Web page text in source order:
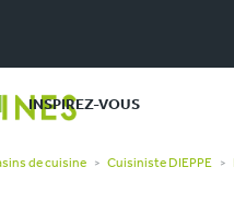
INSPIREZ-VOUS
de cuisine > Cuisiniste DIEPPE >